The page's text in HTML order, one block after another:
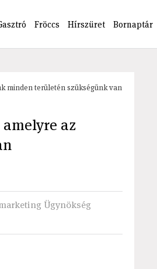
Fröccs Hírszüret Bornaptár
minden területén szükségünk van
az
Ügynökség